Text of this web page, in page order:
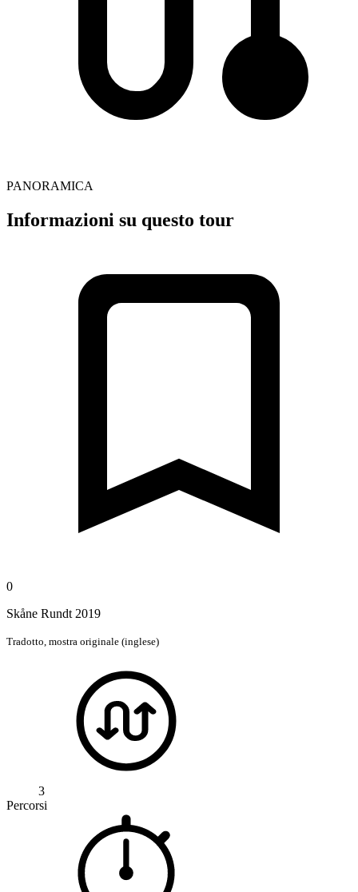
PANORAMICA
Informazioni su questo tour
0
Skåne Rundt 2019
Tradotto, mostra originale (inglese)
3
Percorsi